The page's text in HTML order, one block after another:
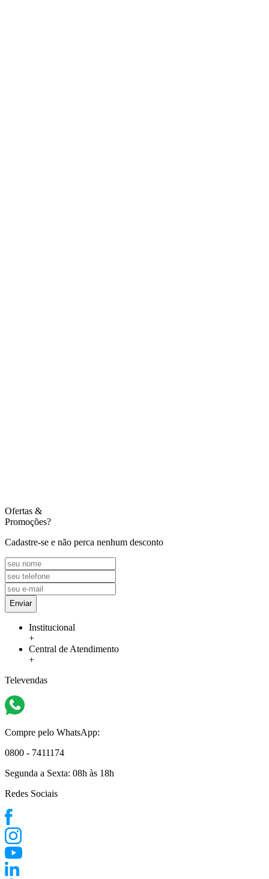
Ofertas &
Promoções?
Cadastre-se e não perca nenhum desconto
Enviar
Institucional
+
Central de Atendimento
+
Televendas
Compre pelo WhatsApp:
0800 - 7411174
Segunda a Sexta: 08h às 18h
Redes Sociais